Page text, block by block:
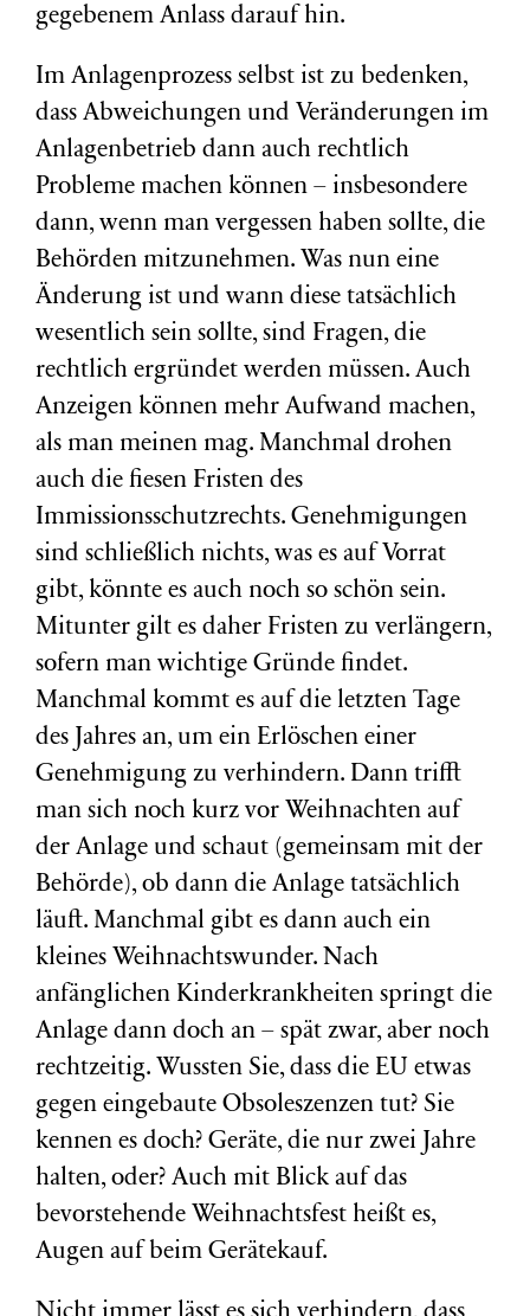
gegebenem Anlass darauf hin.
Im Anlagenprozess selbst ist zu bedenken,
dass Abweichungen und Veränderungen im
Anlagenbetrieb dann auch rechtlich
Probleme machen können – insbesondere
dann, wenn man vergessen haben sollte, die
Behörden mitzunehmen. Was nun eine
Änderung ist und wann diese tatsächlich
wesentlich sein sollte, sind Fragen, die
rechtlich ergründet werden müssen. Auch
Anzeigen können mehr Aufwand machen,
als man meinen mag. Manchmal drohen
auch die fiesen Fristen des
Immissionsschutzrechts. Genehmigungen
sind schließlich nichts, was es auf Vorrat
gibt, könnte es auch noch so schön sein.
Mitunter gilt es daher Fristen zu verlängern,
sofern man wichtige Gründe findet.
Manchmal kommt es auf die letzten Tage
des Jahres an, um ein Erlöschen einer
Genehmigung zu verhindern. Dann trifft
man sich noch kurz vor Weihnachten auf
der Anlage und schaut (gemeinsam mit der
Behörde), ob dann die Anlage tatsächlich
läuft. Manchmal gibt es dann auch ein
kleines Weihnachtswunder. Nach
anfänglichen Kinderkrankheiten springt die
Anlage dann doch an – spät zwar, aber noch
rechtzeitig. Wussten Sie, dass die EU etwas
gegen eingebaute Obsoleszenzen tut? Sie
kennen es doch? Geräte, die nur zwei Jahre
halten, oder? Auch mit Blick auf das
bevorstehende Weihnachtsfest heißt es,
Augen auf beim Gerätekauf.